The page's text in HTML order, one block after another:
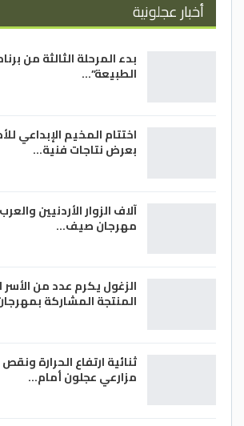
أخبار عجلونية
بدء المرحلة الثالثة من
الطبيعة”…
اختتام المخيم الإبداعي
بعرض نتاجات فنية…
آلاف الزوار الأردنيين
مهرجان صيف…
الزغول يكرم عدد من الأسر
المنتجة المشاركة
ثنائية ارتفاع الحرارة
مزارعي عجلون أمام…